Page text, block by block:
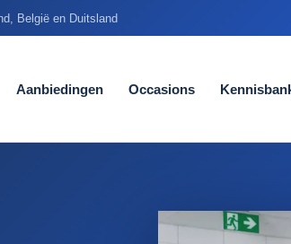
België en Duitsland
Aanbiedingen Occasions